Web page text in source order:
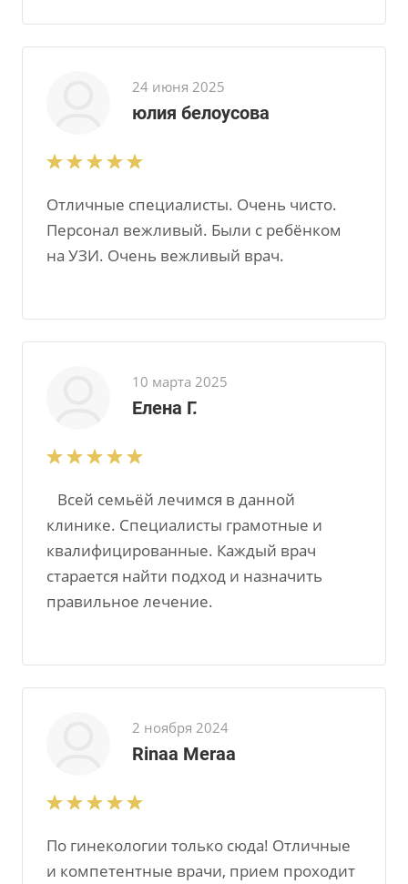
24 июня 2025
юлия белоусова
Отличные специалисты. Очень чисто.
Персонал вежливый. Были с ребёнком
на УЗИ. Очень вежливый врач.
10 марта 2025
Елена Г.
Всей семьёй лечимся в данной
клинике. Специалисты грамотные и
квалифицированные. Каждый врач
старается найти подход и назначить
правильное лечение.
2 ноября 2024
Rinaa Meraa
По гинекологии только сюда! Отличные
и компетентные врачи, прием проходит